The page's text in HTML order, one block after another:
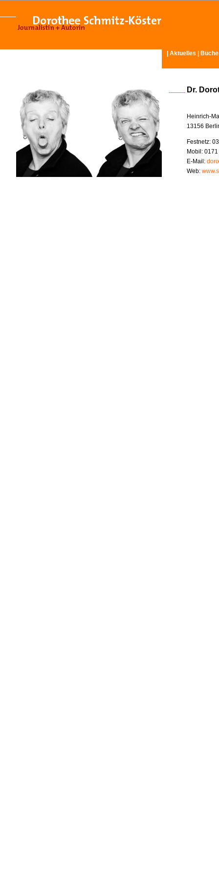
Aktuelles
Dr.
Heinrich-
13156
Festnetz:
Mobil:
E-Mail:
Web: